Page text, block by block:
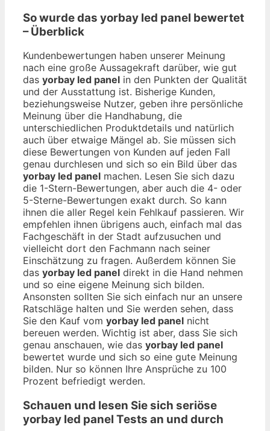
So wurde das yorbay led panel bewertet
– Überblick
Kundenbewertungen haben unserer Meinung
nach eine große Aussagekraft darüber, wie gut
das yorbay led panel in den Punkten der Qualität
und der Ausstattung ist. Bisherige Kunden,
beziehungsweise Nutzer, geben ihre persönliche
Meinung über die Handhabung, die
unterschiedlichen Produktdetails und natürlich
auch über etwaige Mängel ab. Sie müssen sich
diese Bewertungen von Kunden auf jeden Fall
genau durchlesen und sich so ein Bild über das
yorbay led panel machen. Lesen Sie sich dazu
die 1-Stern-Bewertungen, aber auch die 4- oder
5-Sterne-Bewertungen exakt durch. So kann
ihnen die aller Regel kein Fehlkauf passieren. Wir
empfehlen ihnen übrigens auch, einfach mal das
Fachgeschäft in der Stadt aufzusuchen und
vielleicht dort den Fachmann nach seiner
Einschätzung zu fragen. Außerdem können Sie
das yorbay led panel direkt in die Hand nehmen
und so eine eigene Meinung sich bilden.
Ansonsten sollten Sie sich einfach nur an unsere
Ratschläge halten und Sie werden sehen, dass
Sie den Kauf vom yorbay led panel nicht
bereuen werden. Wichtig ist aber, dass Sie sich
genau anschauen, wie das yorbay led panel
bewertet wurde und sich so eine gute Meinung
bilden. Nur so können Ihre Ansprüche zu 100
Prozent befriedigt werden.
Schauen und lesen Sie sich seriöse
yorbay led panel Tests an und durch